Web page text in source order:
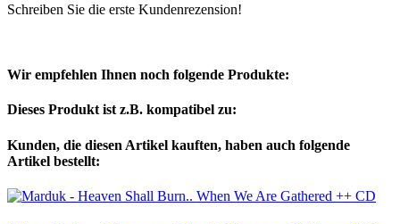
Schreiben Sie die erste Kundenrezension!
Wir empfehlen Ihnen noch folgende Produkte:
Dieses Produkt ist z.B. kompatibel zu:
Kunden, die diesen Artikel kauften, haben auch folgende
Artikel bestellt: